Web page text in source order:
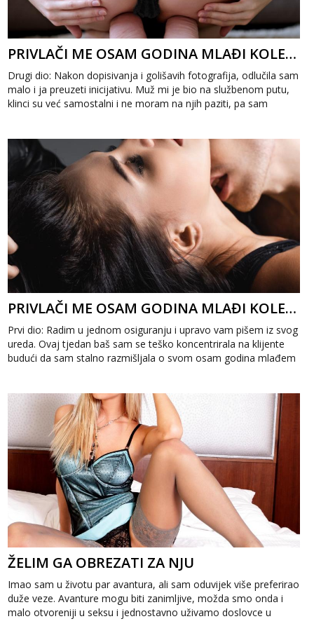
PRIVLAČI ME OSAM GODINA MLAĐI KOLEGA 2
Drugi dio: Nakon dopisivanja i golišavih fotografija, odlučila sam
malo i ja preuzeti inicijativu. Muž mi je bio na službenom putu,
klinci su već samostalni i ne moram na njih paziti, pa sam
PRIVLAČI ME OSAM GODINA MLAĐI KOLEGA 1
Prvi dio: Radim u jednom osiguranju i upravo vam pišem iz svog
ureda. Ovaj tjedan baš sam se teško koncentrirala na klijente
budući da sam stalno razmišljala o svom osam godina mlađem
ŽELIM GA OBREZATI ZA NJU
Imao sam u životu par avantura, ali sam oduvijek više preferirao
duže veze. Avanture mogu biti zanimljive, možda smo onda i
malo otvoreniji u seksu i jednostavno uživamo doslovce u